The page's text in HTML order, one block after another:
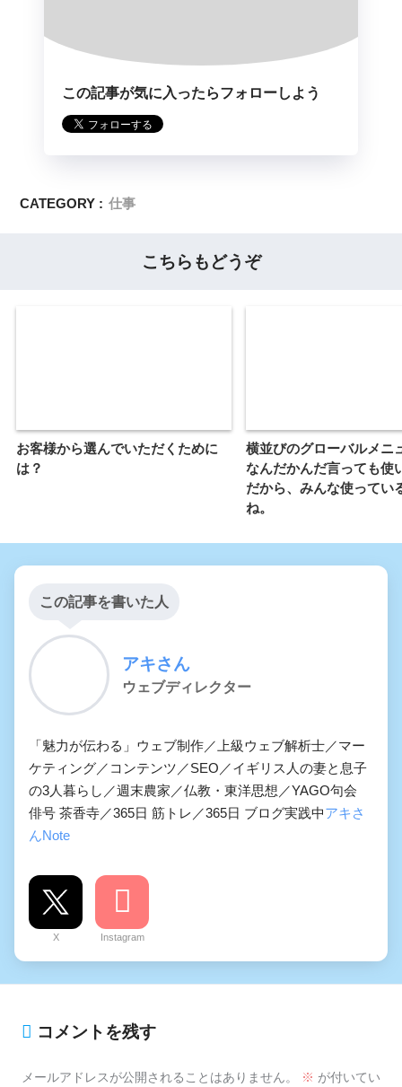
この記事が気に入ったらフォローしよう
CATEGORY : 仕事
こちらもどうぞ
お客様から選んでいただくために
は？
横並びのグローバルメニ
なんだかんだ言っても使
だから、みんな使ってい
ね。
この記事を書いた人
アキさん
ウェブディレクター
「魅力が伝わる」ウェブ制作／上級ウェブ解析士／マー
ケティング／コンテンツ／SEO／イギリス人の妻と息子
の3人暮らし／週末農家／仏教・東洋思想／YAGO句会
俳号 茶香寺／365日 筋トレ／365日 ブログ実践中アキさ
んNote
X Instagram
コメントを残す
メールアドレスが公開されることはありません。 ※ が付いてい